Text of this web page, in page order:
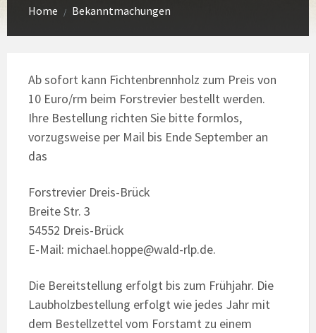
Home / Bekanntmachungen
Ab sofort kann Fichtenbrennholz zum Preis von
10 Euro/rm beim Forstrevier bestellt werden.
Ihre Bestellung richten Sie bitte formlos,
vorzugsweise per Mail bis Ende September an
das
Forstrevier Dreis-Brück
Breite Str. 3
54552 Dreis-Brück
E-Mail: michael.hoppe@wald-rlp.de.
Die Bereitstellung erfolgt bis zum Frühjahr. Die
Laubholzbestellung erfolgt wie jedes Jahr mit
dem Bestellzettel vom Forstamt zu einem